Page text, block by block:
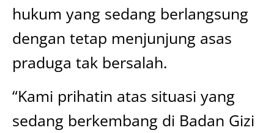
hukum yang sedang berlangsung
dengan tetap menjunjung asas
praduga tak bersalah.
“Kami prihatin atas situasi yang
sedang berkembang di Badan Gizi